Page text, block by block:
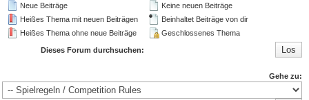
Neue Beiträge
Heißes Thema mit neuen Beiträgen
Heißes Thema ohne neue Beiträge
Keine neuen Beiträge
Beinhaltet Beiträge von dir
Geschlossenes Thema
Dieses Forum durchsuchen:
Gehe zu: